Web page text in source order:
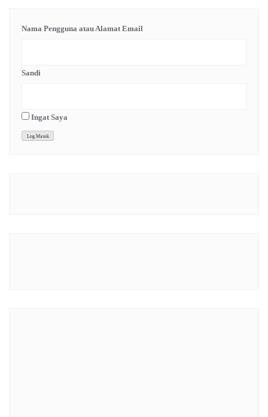
Nama Pengguna atau Alamat Email
Sandi
Ingat Saya